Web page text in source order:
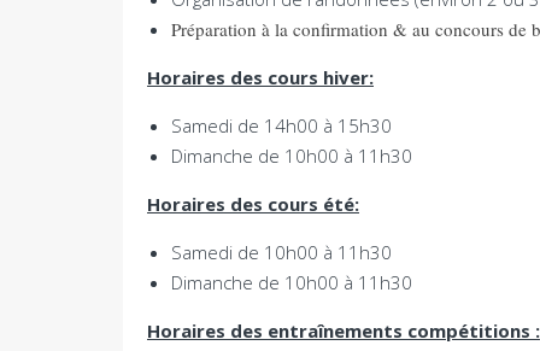
Préparation à la confirmation & au concours de
Horaires des cours hiver:
Samedi de 14h00 à 15h30
Dimanche de 10h00 à 11h30
Horaires des cours été:
Samedi de 10h00 à 11h30
Dimanche de 10h00 à 11h30
Horaires des entraînements compétitions :